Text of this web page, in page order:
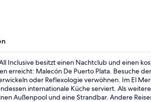
Inclusive besitzt einen Nachtclub und einen
erreicht: Malecón De Puerto Plata. Besuche
oder Reflexologie verwöhnen. Im El
internationale Küche serviert. Als
Außenpool und eine Strandbar. Andere